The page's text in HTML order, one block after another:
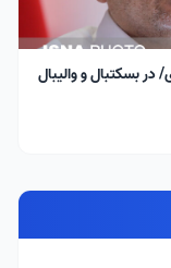
۱۲ هزار نفری آزادی/ در بسکتبال و والیبال